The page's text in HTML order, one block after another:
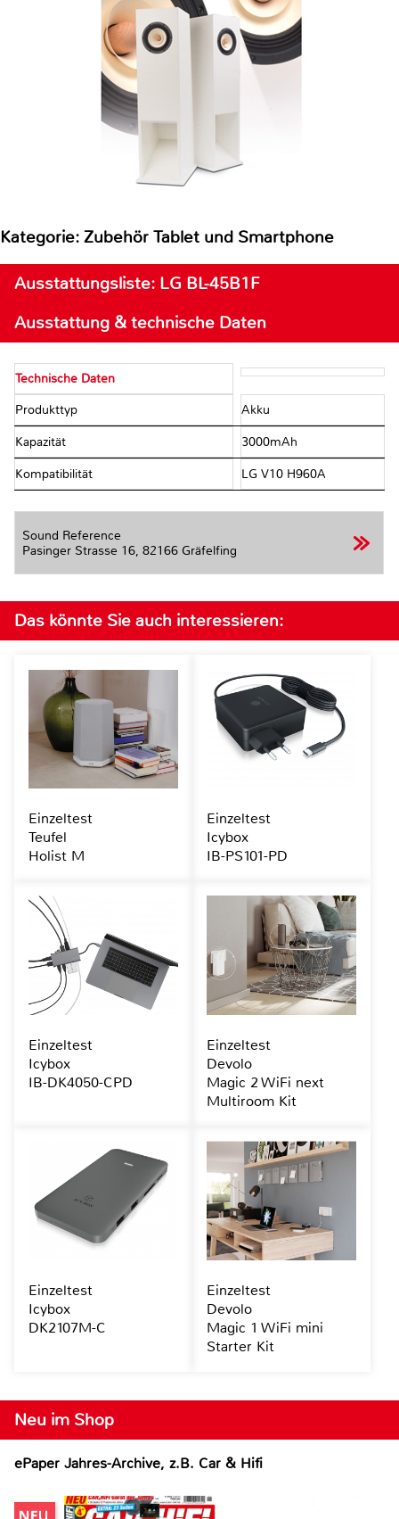
Kategorie: Zubehör Tablet und Smartphone
Ausstattungsliste: LG BL-45B1F
Ausstattung & technische Daten
Technische Daten
Produkttyp Akku
Kapazität 3000mAh
Kompatibilität LG V10 H960A
Sound Reference
Pasinger Strasse 16, 82166 Gräfelfing
Neu im Shop
ePaper Jahres-Archive, z.B. Car & Hifi
Das könnte Sie auch interessieren:
Einzeltest
Teufel
Holist M
Einzeltest
Icybox
IB-PS101-PD
Einzeltest
Icybox
IB-DK4050-CPD
Einzeltest
Devolo
Magic 2 WiFi next
Multiroom Kit
Einzeltest
Icybox
DK2107M-C
Einzeltest
Devolo
Magic 1 WiFi mini
Starter Kit